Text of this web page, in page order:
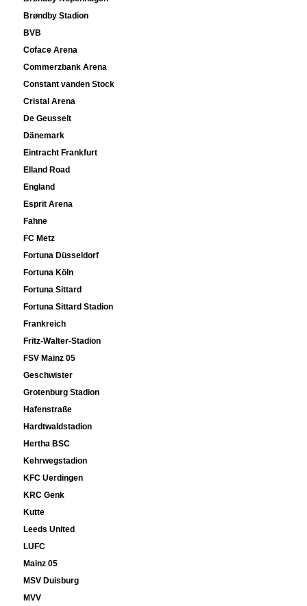
Brøndby Stadion
BVB
Coface Arena
Commerzbank Arena
Constant vanden Stock
Cristal Arena
De Geusselt
Dänemark
Eintracht Frankfurt
Elland Road
England
Esprit Arena
Fahne
FC Metz
Fortuna Düsseldorf
Fortuna Köln
Fortuna Sittard
Fortuna Sittard Stadion
Frankreich
Fritz-Walter-Stadion
FSV Mainz 05
Geschwister
Grotenburg Stadion
Hafenstraße
Hardtwaldstadion
Hertha BSC
Kehrwegstadion
KFC Uerdingen
KRC Genk
Kutte
Leeds United
LUFC
Mainz 05
MSV Duisburg
MVV